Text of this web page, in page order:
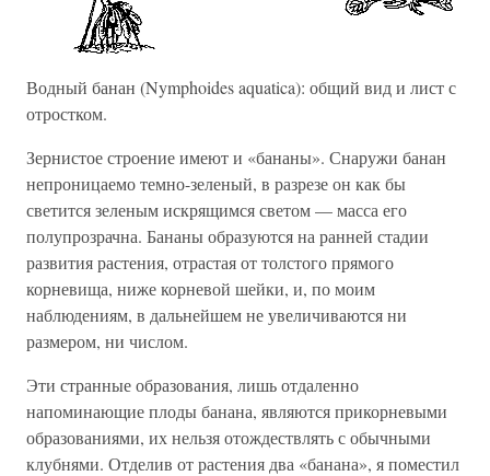
Водный банан (Nymphoides aquatica): общий вид и лист с
отростком.
Зернистое строение имеют и «бананы». Снаружи банан
непроницаемо темно-зеленый, в разрезе он как бы
светится зеленым искрящимся светом — масса его
полупрозрачна. Бананы образуются на ранней стадии
развития растения, отрастая от толстого прямого
корневища, ниже корневой шейки, и, по моим
наблюдениям, в дальнейшем не увеличиваются ни
размером, ни числом.
Эти странные образования, лишь отдаленно
напоминающие плоды банана, являются прикорневыми
образованиями, их нельзя отождествлять с обычными
клубнями. Отделив от растения два «банана», я поместил